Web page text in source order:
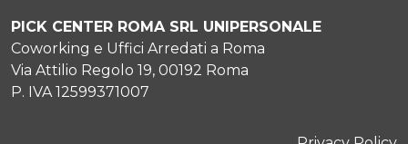
PICK CENTER ROMA SRL UNIPERSONALE
Coworking e Uffici Arredati a Roma
Via Attilio Regolo 19, 00192 Roma
P. IVA 12599371007